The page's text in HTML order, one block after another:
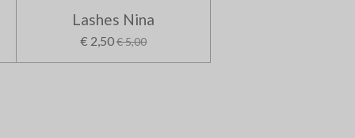
Lashes Nina
€ 2,50€ 5,00